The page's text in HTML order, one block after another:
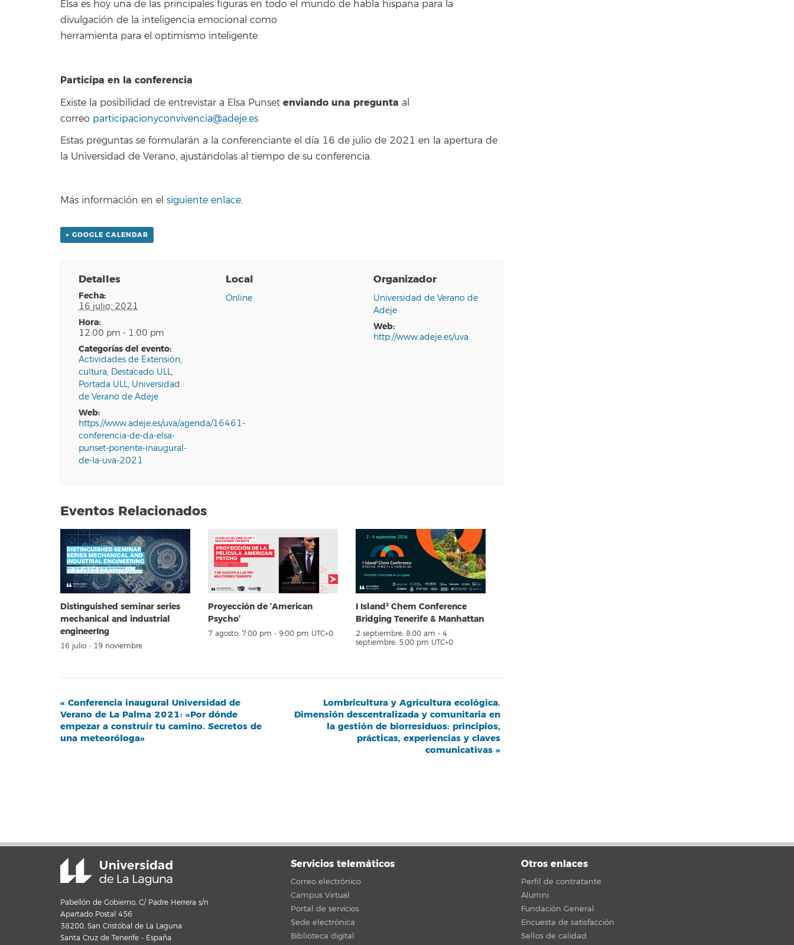
Elsa es hoy una de las principales figuras en todo el mundo de habla hispana para la
divulgación de la inteligencia emocional como
herramienta para el optimismo inteligente.
Participa en la conferencia
Existe la posibilidad de entrevistar a Elsa Punset enviando una pregunta al
correo participacionyconvivencia@adeje.es
Estas preguntas se formularán a la conferenciante el día 16 de julio de 2021 en la apertura de
la Universidad de Verano, ajustándolas al tiempo de su conferencia.
Más información en el siguiente enlace.
+ GOOGLE CALENDAR
Detalles
fecha:
16 julio, 2021
hora:
12:00 pm - 1:00 pm
categorías del evento:
Actividades de Extensión,
cultura, Destacado ULL,
Portada ULL, Universidad
de Verano de Adeje
web:
https://www.adeje.es/uva/agenda/16461-
conferencia-de-da-elsa-
punset-ponente-inaugural-
de-la-uva-2021
Local
Online
Organizador
Universidad de Verano de
Adeje
web:
http://www.adeje.es/uva
Eventos Relacionados
Distinguished seminar series
mechanical and industrial
engineerIng
16 julio - 19 noviembre
Proyección de ‘American
Psycho’
7 agosto, 7:00 pm - 9:00 pm UTC+0
I Island² Chem Conference
Bridging Tenerife & Manhattan
2 septiembre, 8:00 am - 4
septiembre, 5:00 pm UTC+0
Navegación
del
Evento
« Conferencia inaugural Universidad de
Verano de La Palma 2021: «Por dónde
empezar a construir tu camino. Secretos de
una meteoróloga»
Lombricultura y Agricultura ecológica.
Dimensión descentralizada y comunitaria en
la gestión de biorresiduos: principios,
prácticas, experiencias y claves
comunicativas »
Pabellón de Gobierno, C/ Padre Herrera s/n
Apartado Postal 456
38200, San Cristóbal de La Laguna
Santa Cruz de Tenerife - España
Servicios telemáticos
Correo electrónico
Campus Virtual
Portal de servicios
Sede electrónica
Biblioteca digital
Otros enlaces
Perfil de contratante
Alumni
Fundación General
Encuesta de satisfacción
Sellos de calidad